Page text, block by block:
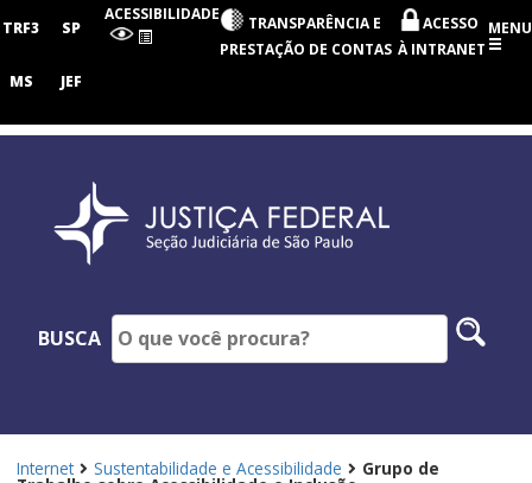
Judiciária
Paulo
TRF3 SP
MS JEF
ACESSIBILIDADE
TRANSPARÊNCIA E
PRESTAÇÃO DE CONTAS
ACESSO
À INTRANET
MENU
BUSCA
Internet Sustentabilidade e Acessibilidade Grupo de